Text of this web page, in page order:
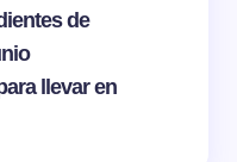
de
llevar en